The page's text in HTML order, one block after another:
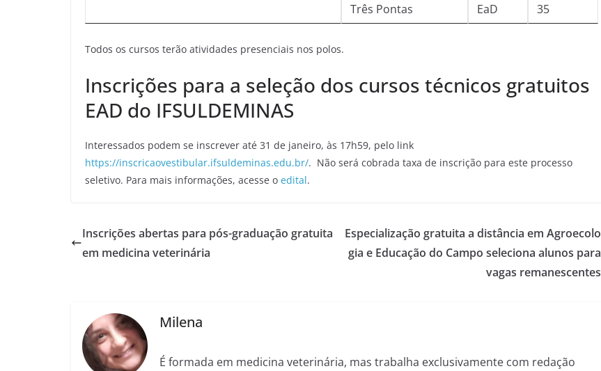
Três Pontas
EaD 35
Todos os cursos terão atividades presenciais nos polos.
Inscrições para a seleção dos cursos técnicos gratuitos
EAD do IFSULDEMINAS
Interessados podem se inscrever até 31 de janeiro, às 17h59, pelo link
https://inscricaovestibular.ifsuldeminas.edu.br/. Não será cobrada taxa de inscrição para este processo
seletivo. Para mais informações, acesse o edital.
Inscrições abertas para pós-graduação gratuita
em medicina veterinária
Especialização gratuita a distância em Agroecolo
gia e Educação do Campo seleciona alunos para
vagas remanescentes
Milena
É formada em medicina veterinária, mas trabalha exclusivamente com redação